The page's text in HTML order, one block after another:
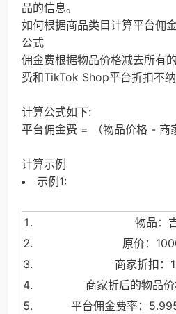
品的信息。
如何根据商品类目计算平台佣金
公式
佣金费根据物品价格减去所有
费和TikTok Shop平台折扣不
计算公式如下:
平台佣金费 = （物品价格 - 商
计算示例
示例 1:
物品：
原价：100
商家折扣：
商家折后的物品
平台佣金费率：